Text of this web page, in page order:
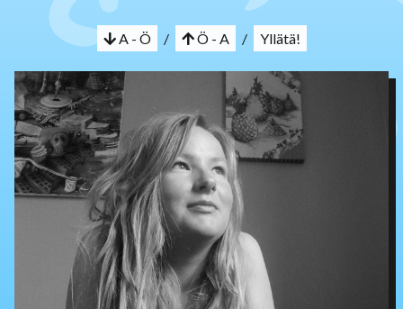
A - Ö / Ö - A / Yllätä!